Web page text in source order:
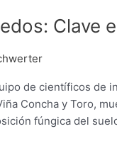
Clave
de científicos de
Concha y Toro,
fúngica del